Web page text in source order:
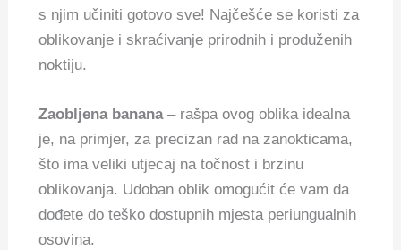
s njim učiniti gotovo sve! Najčešće se koristi za
oblikovanje i skraćivanje prirodnih i produženih
noktiju.
Zaobljena banana– rašpa ovog oblika idealna
je, na primjer, za precizan rad na zanokticama,
što ima veliki utjecaj na točnost i brzinu
oblikovanja. Udoban oblik omogućit će vam da
dođete do teško dostupnih mjesta periungualnih
osovina.